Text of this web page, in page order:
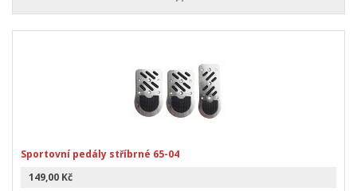
Sportovní pedály stříbrné 65-04
149,00 Kč